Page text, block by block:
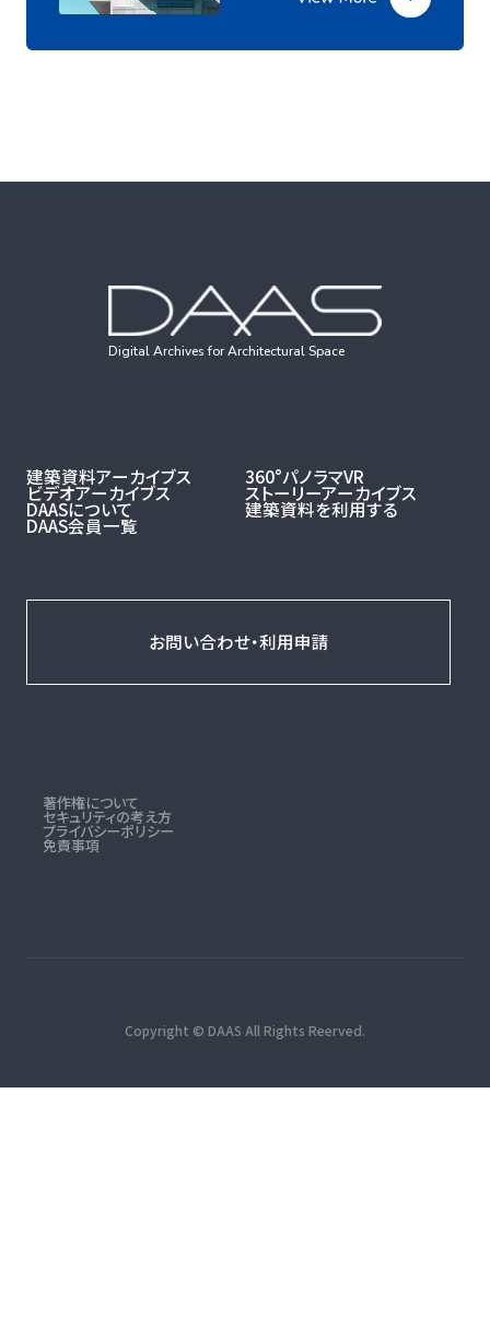
Digital Archives for Architectural Space
建築資料アーカイブス 360°パノラマVR
ビデオアーカイブス ストーリーアーカイブス
DAASについて 建築資料を利用する
DAAS会員一覧
お問い合わせ・利用申請
著作権について
セキュリティの考え方
プライバシーポリシー
免責事項
Copyright © DAAS All Rights Reerved.